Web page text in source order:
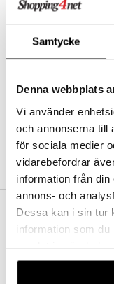
Samtycke
Denna webbplats
Vi använder
och annonserna till
för sociala medier
vidarebefordrar
information från
annons- och
Dessa kan i sin tur
information som du
våra cookies vid
Luo uusi asiakas
Tilauksen tila &
Kestotilaus
Arvostele
Toivelistat
LUO ASIAKAS